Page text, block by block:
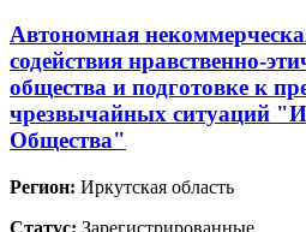
Автономная
содействия нравственно-
общества и подготовке к
чрезвычайных ситуаций
Общества"
Регион: Иркутская область
Статус: Зарегистрированные